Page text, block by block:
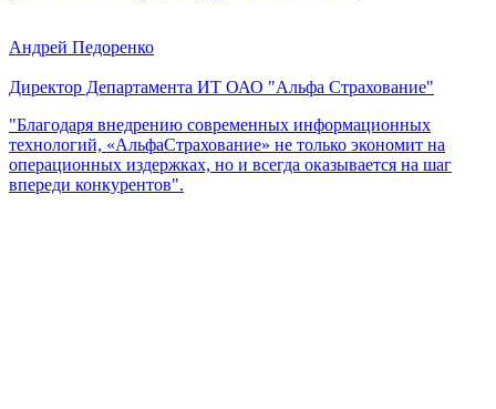
Андрей Педоренко
Директор Департамента ИТ ОАО "Альфа Страхование"
"Благодаря внедрению современных информационных
технологий, «АльфаСтрахование» не только экономит на
операционных издержках, но и всегда оказывается на шаг
впереди конкурентов".